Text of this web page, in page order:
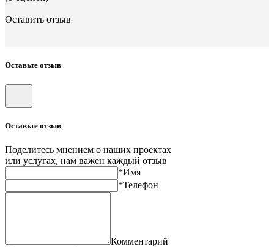
Оставить отзыв
Оставьте отзыв
Оставьте отзыв
Поделитесь мнением о наших проектах
или услугах, нам важен каждый отзыв
*Имя
*Телефон
Комментарий